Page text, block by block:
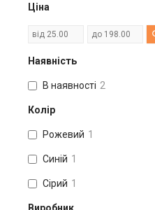
Ціна
Наявність
В наявності 2
Колір
Рожевий 1
Синій 1
Сірий 1